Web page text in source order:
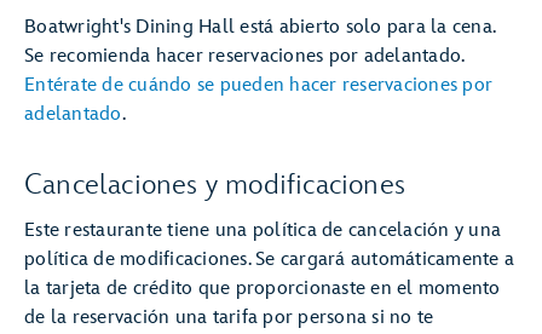
Boatwright's Dining Hall está abierto solo para la cena.
Se recomienda hacer reservaciones por adelantado.
Entérate de cuándo se pueden hacer reservaciones por
adelantado.
Cancelaciones y modificaciones
Este restaurante tiene una política de cancelación y una
política de modificaciones. Se cargará automáticamente a
la tarjeta de crédito que proporcionaste en el momento
de la reservación una tarifa por persona si no te